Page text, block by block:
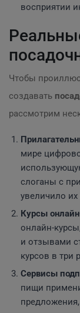
восприятии
Чтобы
создавать
рассмотрим
мире
слоганы с
увеличило их
Курсы
онлайн-
и отзывами
курсов в три
Сервисы
пищи